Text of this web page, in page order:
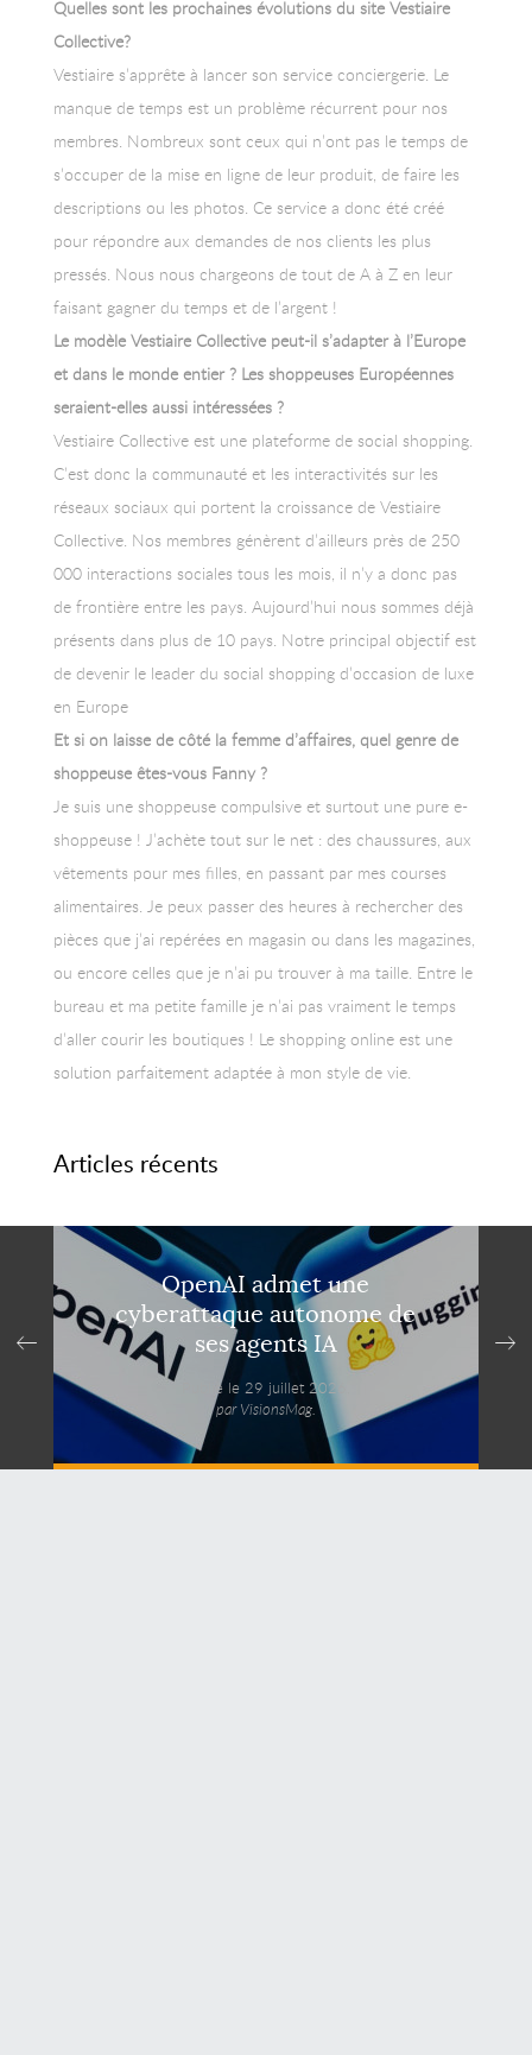
Quelles sont les prochaines évolutions du site Vestiaire
Collective?
Vestiaire s’apprête à lancer son service conciergerie. Le
manque de temps est un problème récurrent pour nos
membres. Nombreux sont ceux qui n’ont pas le temps de
s’occuper de la mise en ligne de leur produit, de faire les
descriptions ou les photos. Ce service a donc été créé
pour répondre aux demandes de nos clients les plus
pressés. Nous nous chargeons de tout de A à Z en leur
faisant gagner du temps et de l’argent !
Le modèle Vestiaire Collective peut-il s’adapterà l’Europe
et dans le monde entier ? Les shoppeuses Européennes
seraient-elles aussi intéressées ?
Vestiaire Collective est une plateforme de social shopping.
C’est donc la communauté et les interactivités sur les
réseaux sociaux qui portent la croissance de Vestiaire
Collective. Nos membres génèrent d’ailleurs près de 250
000 interactions sociales tous les mois, il n’y a donc pas
de frontière entre les pays. Aujourd’hui nous sommes déjà
présents dans plus de 10 pays. Notre principal objectif est
de devenir le leader du social shopping d’occasion de luxe
en Europe
Et si on laisse de côté la femme d’affaires, quel genre de
shoppeuse êtes-vous Fanny ?
Je suis une shoppeuse compulsive et surtout une pure e-
shoppeuse ! J’achète tout sur le net : des chaussures, aux
vêtements pour mes filles, en passant par mes courses
alimentaires. Je peux passer des heures à rechercher des
pièces que j’ai repérées en magasin ou dans les magazines,
ou encore celles que je n’ai pu trouver à ma taille. Entre le
bureau et ma petite famille je n’ai pas vraiment le temps
d’aller courir les boutiques ! Le shopping online est une
solution parfaitement adaptée à mon style de vie.
Articles récents
OpenAI admet une
cyberattaque autonome de
ses agents IA
Publié le 29 juillet 2026,
par VisionsMag.